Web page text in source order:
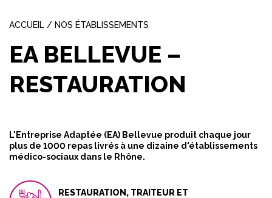
ACCUEIL / NOS ÉTABLISSEMENTS
EA BELLEVUE –
RESTAURATION
L'Entreprise Adaptée (EA) Bellevue produit chaque jour
plus de 1000 repas livrés à une dizaine d'établissements
médico-sociaux dans le Rhône.
RESTAURATION, TRAITEUR ET